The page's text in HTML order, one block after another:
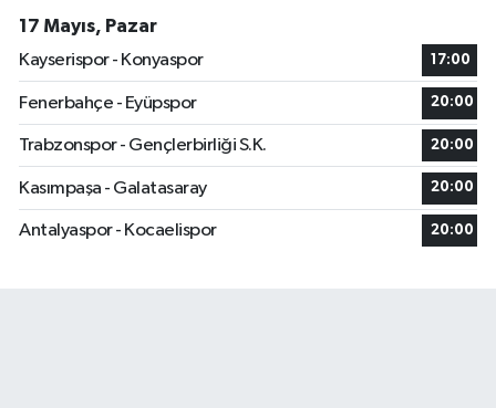
17 Mayıs, Pazar
Kayserispor - Konyaspor
17:00
Fenerbahçe - Eyüpspor 20:00
Trabzonspor - Gençlerbirliği S.K. 20:00
Kasımpaşa - Galatasaray 20:00
Antalyaspor - Kocaelispor 20:00